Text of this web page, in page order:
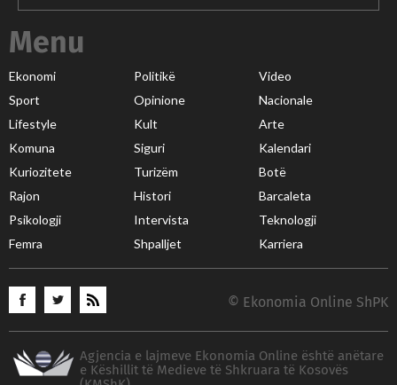
Menu
Ekonomi Politikë
Video
Sport
Opinione
Nacionale
Lifestyle
Kult
Arte
Komuna
Siguri
Kalendari
Kuriozitete
Turizëm
Botë
Rajon
Histori
Barcaleta
Psikologji
Intervista
Teknologji
Femra
Shpalljet Karriera
© Ekonomia Online ShPK
Agjencia e lajmeve Ekonomia Online është anëtare
e Këshillit të Medieve të Shkruara të Kosovës